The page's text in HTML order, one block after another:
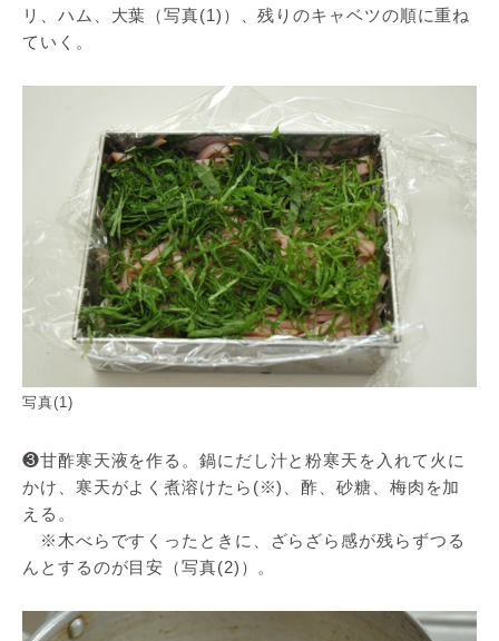
リ、ハム、大葉（写真(1)）、残りのキャベツの順に重ね
ていく。
写真(1)
❸甘酢寒天液を作る。鍋にだし汁と粉寒天を入れて火に
かけ、寒天がよく煮溶けたら(※)、酢、砂糖、梅肉を加
える。
※木べらですくったときに、ざらざら感が残らずつる
んとするのが目安（写真(2)）。